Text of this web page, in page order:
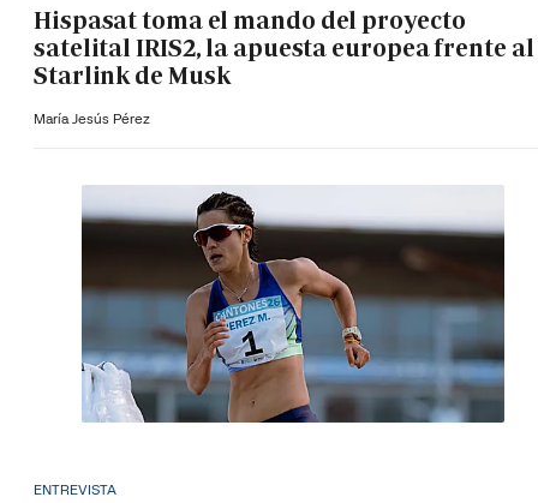
Hispasat toma el mando del proyecto
satelital IRIS2, la apuesta europea frente al
Starlink de Musk
María Jesús Pérez
ENTREVISTA